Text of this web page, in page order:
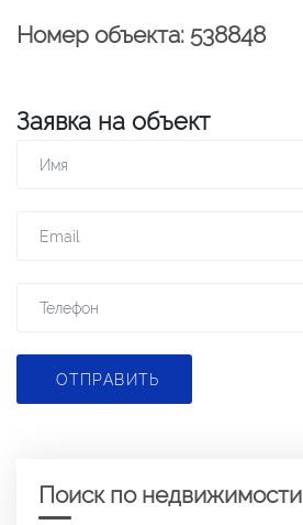
Номер объекта: 538848
Заявка на объект
ОТПРАВИТЬ
Поиск по недвижимости